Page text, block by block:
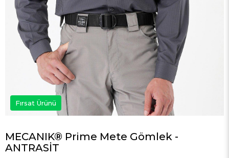
Fırsat Ürünü
MECANIK® Prime Mete Gömlek -
ANTRASİT